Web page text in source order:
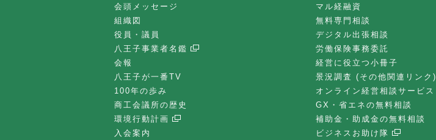
会頭メッセージ
組織図
役員・議員
八王子事業者名鑑
会報
八王子が一番TV
100年の歩み
商工会議所の歴史
環境行動計画
入会案内
マル経融資
無料専門相談
デジタル出張相談
労働保険事務委託
経営に役立つ小冊子
景況調査 (その他関連リンク)
オンライン経営相談サービス
GX・省エネの無料相談
補助金・助成金の無料相談
ビジネスお助け隊